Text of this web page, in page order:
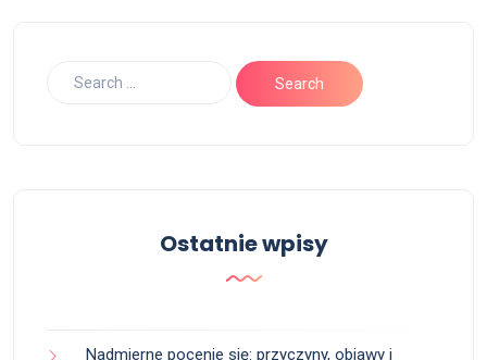
Ostatnie wpisy
Nadmierne pocenie się: przyczyny, objawy i